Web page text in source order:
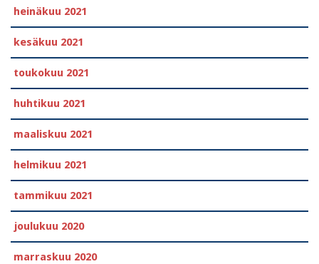
heinäkuu 2021
kesäkuu 2021
toukokuu 2021
huhtikuu 2021
maaliskuu 2021
helmikuu 2021
tammikuu 2021
joulukuu 2020
marraskuu 2020